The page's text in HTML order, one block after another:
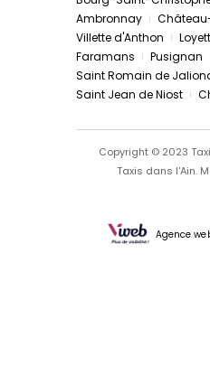
Ambronnay
Villette d'Anthon
Faramans
Pusignan
Saint Romain de
Saint Jean de Niost
Copyright © 2023
Taxis dans l'Ain.
Agence